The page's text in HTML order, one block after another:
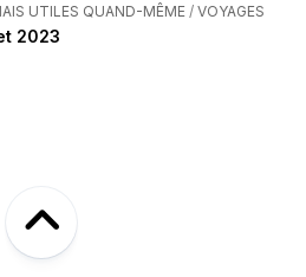
UTILES QUAND-MÊME / VOYAGES
2023